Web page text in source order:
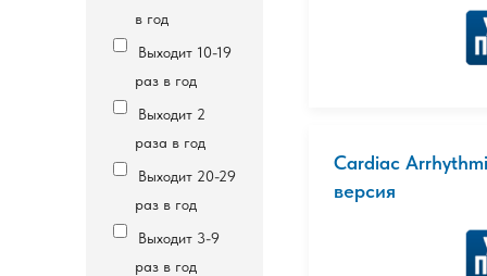
в год
Выходит 10-19
раз в год
Выходит 2
раза в год
Выходит 20-29
раз в год
Выходит 3-9
раз в год
Cardiaс
версия